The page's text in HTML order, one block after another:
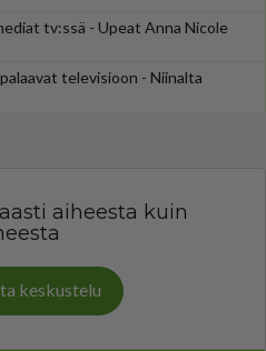
tv:ssä - Upeat Anna Nicole
televisioon - Niinalta
aiheesta kuin
keskustelu